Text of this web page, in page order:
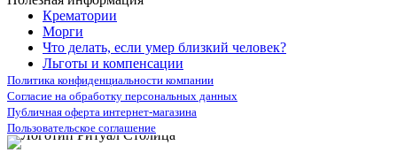
Крематории
Морги
Что делать, если умер близкий человек?
Льготы и компенсации
Политика конфиденциальности компании
Согласие на обработку персональных данных
Публичная оферта интернет-магазина
Пользовательское соглашение